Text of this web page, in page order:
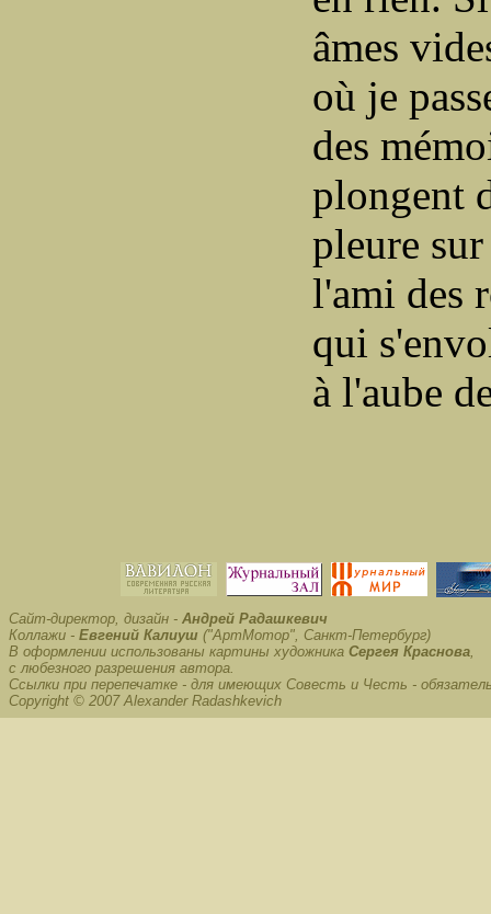
âmes
où je
des
plongent
pleure
l'ami des
qui
à l'aube
Сайт-директор, дизайн - Андрей Радашкевич
Коллажи - Евгений Калиуш ("АртМотор", Санкт-Петербург)
В оформлении использованы картины художника Сергея Краснова,
с любезного разрешения автора.
Ссылки при перепечатке - для имеющих Совесть и Честь -
Copyright © 2007 Alexander Radashkevich